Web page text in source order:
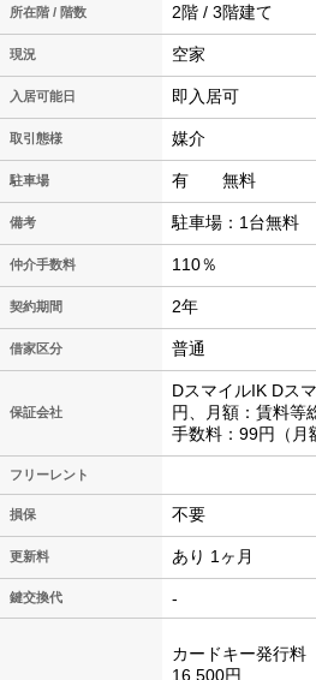
所在階 / 階数 2階 / 3階建て
現況 空家
入居可能日 即入居可
取引態様 媒介
駐車場 有 無料
備考 駐車場：1台無料
仲介手数料 110％
契約期間 2年
借家区分 普通
保証会社
DスマイルIK Dス
円、月額：賃料等
手数料：99円（月
フリーレント
損保 不要
更新料 あり 1ヶ月
鍵交換代 -
カードキー発行料
16,500円